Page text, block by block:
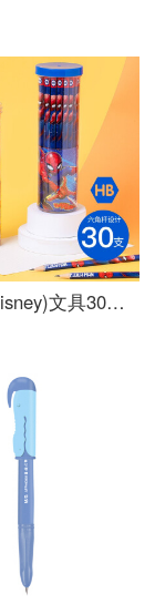
迪士尼(Disney)文具30支HB原木书写铅笔 小学生书写铅笔写字笔 儿童卡通铅笔 漫威系列E0263A